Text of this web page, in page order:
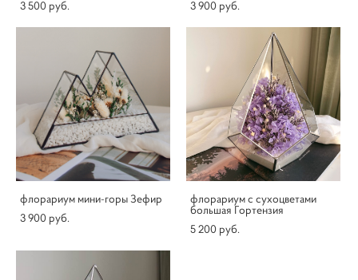
3 500 pуб.
3 900 pуб.
флорариум мини-горы Зефир
3 900 pуб.
флорариум c сухоцветами
большая Гортензия
5 200 pуб.